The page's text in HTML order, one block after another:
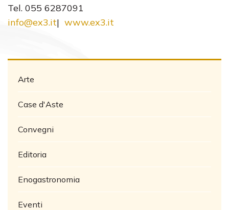
Tel. 055 6287091
info@ex3.it| www.ex3.it
Arte
Case d'Aste
Convegni
Editoria
Enogastronomia
Eventi